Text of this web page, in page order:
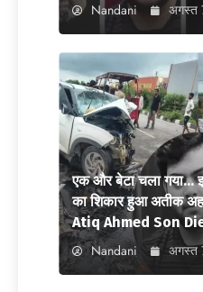
Nandani अगस्त
एक और बेटा चला गया…
का शिकार हुआ अतीक
Atiq Ahmed Son
Nandani अगस्त